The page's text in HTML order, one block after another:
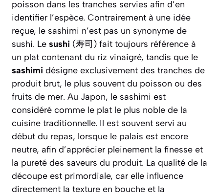
poisson dans les tranches servies afin d’en
identifier l’espèce. Contrairement à une idée
reçue, le sashimi n’est pas un synonyme de
sushi. Le sushi (寿司) fait toujours référence à
un plat contenant du riz vinaigré, tandis que le
sashimi désigne exclusivement des tranches de
produit brut, le plus souvent du poisson ou des
fruits de mer. Au Japon, le sashimi est
considéré comme le plat le plus noble de la
cuisine traditionnelle. Il est souvent servi au
début du repas, lorsque le palais est encore
neutre, afin d’apprécier pleinement la finesse et
la pureté des saveurs du produit. La qualité de la
découpe est primordiale, car elle influence
directement la texture en bouche et la